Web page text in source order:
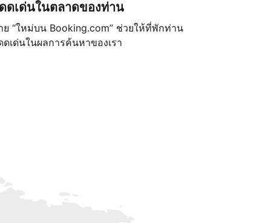
ดเด่นในตลาดของท่าน
ย “ใหม่บน Booking.com” ช่วยให้ที่พักท่าน
ดเด่นในผลการค้นหาของเรา